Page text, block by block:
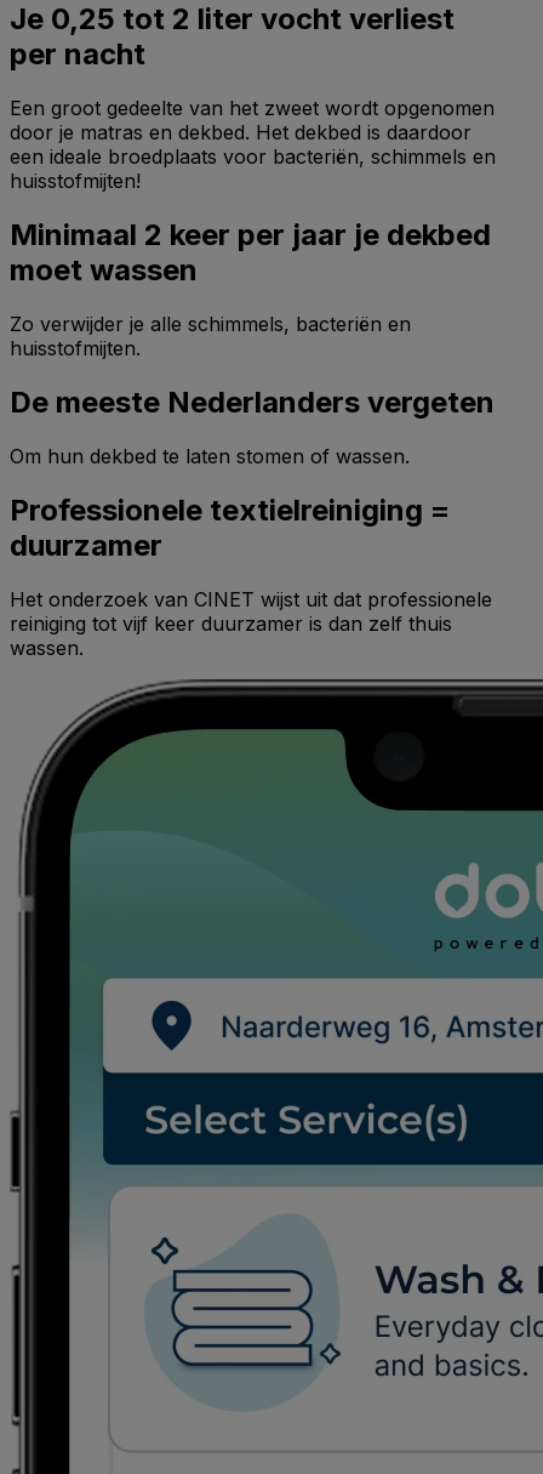
Je 0,25 tot 2 liter vocht verliest
per nacht
Een groot gedeelte van het zweet wordt opgenomen
door je matras en dekbed. Het dekbed is daardoor
een ideale broedplaats voor bacteriën, schimmels en
huisstofmijten!
Minimaal 2 keer per jaar je dekbed
moet wassen
Zo verwijder je alle schimmels, bacteriën en
huisstofmijten.
De meeste Nederlanders vergeten
Om hun dekbed te laten stomen of wassen.
Professionele textielreiniging =
duurzamer
Het onderzoek van CINET wijst uit dat professionele
reiniging tot vijf keer duurzamer is dan zelf thuis
wassen.